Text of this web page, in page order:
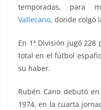
temporadas, para
Vallecano, donde colgó
En 1ª División jugó
total en el fútbol
su haber.
Rubén Cano debutó
1974,en la cuarta